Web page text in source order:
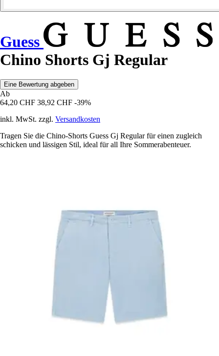
Guess
Chino Shorts Gj Regular
Eine Bewertung abgeben
Ab
64,20 CHF 38,92 CHF -39%
inkl. MwSt. zzgl. Versandkosten
Tragen Sie die Chino-Shorts Guess Gj Regular für einen zugleich
schicken und lässigen Stil, ideal für all Ihre Sommerabenteuer.